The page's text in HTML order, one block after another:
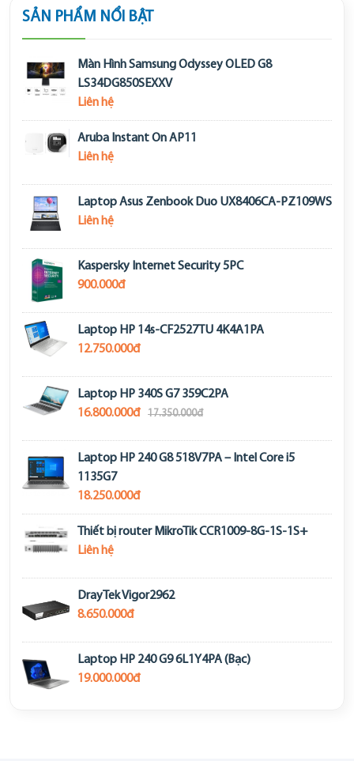
SẢN PHẨM NỔI BẬT
Màn Hình Samsung Odyssey OLED G8
LS34DG850SEXXV
Liên hệ
Aruba Instant On AP11
Liên hệ
Laptop Asus Zenbook Duo UX8406CA-PZ109WS
Liên hệ
Kaspersky Internet Security 5PC
900.000đ
Laptop HP 14s-CF2527TU 4K4A1PA
12.750.000đ
Laptop HP 340S G7 359C2PA
16.800.000đ
17.350.000đ
Laptop HP 240 G8 518V7PA – Intel Core i5
1135G7
18.250.000đ
Thiết bị router MikroTik CCR1009-8G-1S-1S+
Liên hệ
DrayTek Vigor2962
8.650.000đ
Laptop HP 240 G9 6L1Y4PA (Bạc)
19.000.000đ